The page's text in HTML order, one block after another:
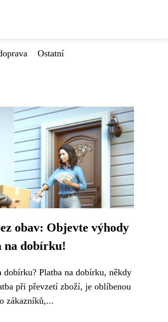
Ostatní
obav: Objevte výhody
na dobírku!
dobírku? Platba na dobírku, někdy
při převzetí zboží, je oblíbenou
zákazníků,...